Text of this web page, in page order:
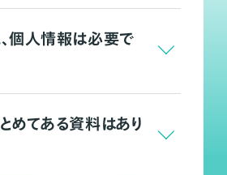
個人情報は必要で
めてある資料はあり